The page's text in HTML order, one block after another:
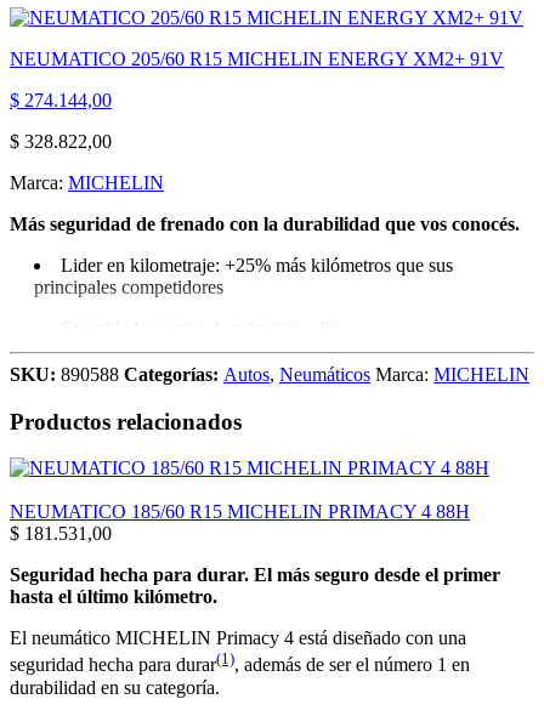
NEUMATICO 205/60 R15 MICHELIN ENERGY XM2+ 91V
$ 274.144,00
$ 328.822,00
Marca: MICHELIN
Más seguridad de frenado con la durabilidad que vos conocés.
Lider en kilometraje: +25% más kilómetros que sus
principales competidores
Seguridad superior de principio a fin.
Neumáticos diseñados para optimizar el consumo de energía
y prolongar la experiencia de manejo.
Más seguridad de frenado con la durabili.
SKU: 890588 Categorías: Autos, Neumáticos Marca: MICHELIN
Productos relacionados
NEUMATICO 185/60 R15 MICHELIN PRIMACY 4 88H
$ 181.531,00
Seguridad hecha para durar. El más seguro desde el primer
hasta el último kilómetro.
El neumático MICHELIN Primacy 4 está diseñado con una
seguridad hecha para durar(1), además de ser el número 1 en
durabilidad en su categoría.